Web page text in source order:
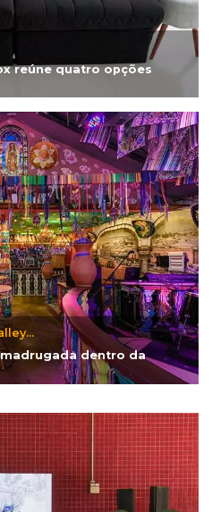
reúne quatro opções
dentro da